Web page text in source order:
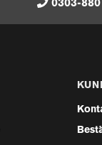
0303-880